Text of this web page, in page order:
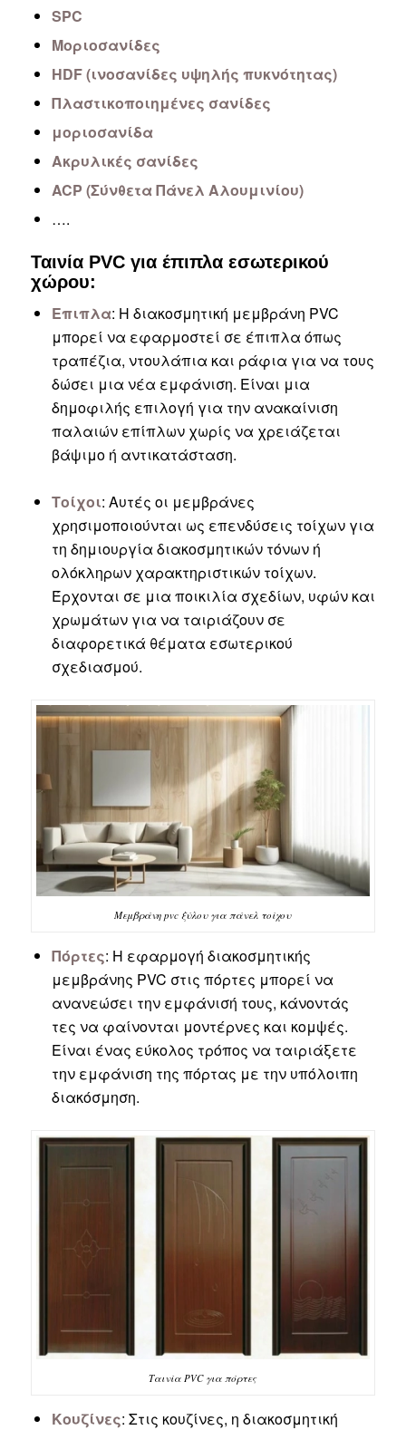
SPC
Μοριοσανίδες
HDF (ινοσανίδες υψηλής πυκνότητας)
Πλαστικοποιημένες σανίδες
μοριοσανίδα
Ακρυλικές σανίδες
ACP (Σύνθετα Πάνελ Αλουμινίου)
….
Ταινία PVC για έπιπλα εσωτερικού
χώρου:
Επιπλα: Η διακοσμητική μεμβράνη PVC
μπορεί να εφαρμοστεί σε έπιπλα όπως
τραπέζια, ντουλάπια και ράφια για να τους
δώσει μια νέα εμφάνιση. Είναι μια
δημοφιλής επιλογή για την ανακαίνιση
παλαιών επίπλων χωρίς να χρειάζεται
βάψιμο ή αντικατάσταση.
Τοίχοι: Αυτές οι μεμβράνες
χρησιμοποιούνται ως επενδύσεις τοίχων για
τη δημιουργία διακοσμητικών τόνων ή
ολόκληρων χαρακτηριστικών τοίχων.
Έρχονται σε μια ποικιλία σχεδίων, υφών και
χρωμάτων για να ταιριάζουν σε
διαφορετικά θέματα εσωτερικού
σχεδιασμού.
Μεμβράνη pvc ξύλου για πάνελ τοίχου
Πόρτες: Η εφαρμογή διακοσμητικής
μεμβράνης PVC στις πόρτες μπορεί να
ανανεώσει την εμφάνισή τους, κάνοντάς
τες να φαίνονται μοντέρνες και κομψές.
Είναι ένας εύκολος τρόπος να ταιριάξετε
την εμφάνιση της πόρτας με την υπόλοιπη
διακόσμηση.
Ταινία PVC για πόρτες
Κουζίνες: Στις κουζίνες, η διακοσμητική